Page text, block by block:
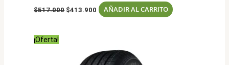
$517.000 El
$413.900 El
precio
AÑADIR AL CARRITO
¡Oferta!